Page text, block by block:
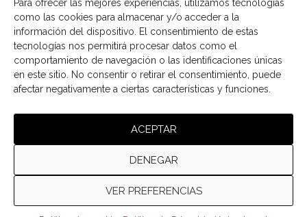
Para ofrecer las mejores experiencias, utilizamos tecnologías
como las cookies para almacenar y/o acceder a la
información del dispositivo. El consentimiento de estas
tecnologías nos permitirá procesar datos como el
comportamiento de navegación o las identificaciones únicas
en este sitio. No consentir o retirar el consentimiento, puede
afectar negativamente a ciertas características y funciones.
ACEPTAR
DENEGAR
VER PREFERENCIAS
He leído y acepto los términos y condiciones
© 2026 Cámara de comercio Canadá España.